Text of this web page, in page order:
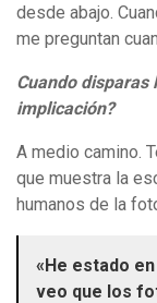
desde abajo.
me preguntan
Cuando disparas
implicación?
A medio camino.
que muestra la
humanos de la
«He estado
veo que los